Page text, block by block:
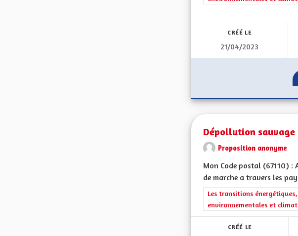
CRÉÉ LE
21/04/2023
Dépollution sauvage
Proposition anonyme
Mon Code postal (67110) :
de marche a travers les
Filtrer les résultats de la
Les transitions
environnementales et
CRÉÉ LE